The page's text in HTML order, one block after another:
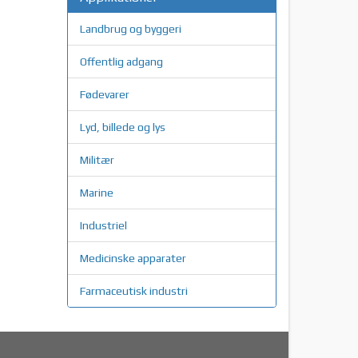
Landbrug og byggeri
Offentlig adgang
Fødevarer
Lyd, billede og lys
Militær
Marine
Industriel
Medicinske apparater
Farmaceutisk industri